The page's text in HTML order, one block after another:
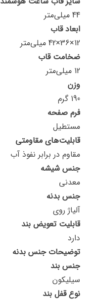
44 میلی‌متر
ابعاد قاب
12×36×42 میلی‌متر
ضخامت قاب
12 میلی‌متر
وزن
190 گرم
فرم صفحه
مستطیل
قابلیت‌های مقاومتی
مقاوم در برابر نفوذ آب
جنس شیشه
معدنی
جنس بدنه
آلیاژ روی
قابلیت تعویض بند
دارد
توضیحات جنس بدنه
جنس بند
سیلیکون
نوع قفل بند